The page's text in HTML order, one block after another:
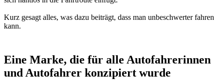
Kurz gesagt alles, was dazu beiträgt, dass man unbeschwerter fahren
kann.
Eine Marke, die für alle Autofahrerinnen
und Autofahrer konzipiert wurde